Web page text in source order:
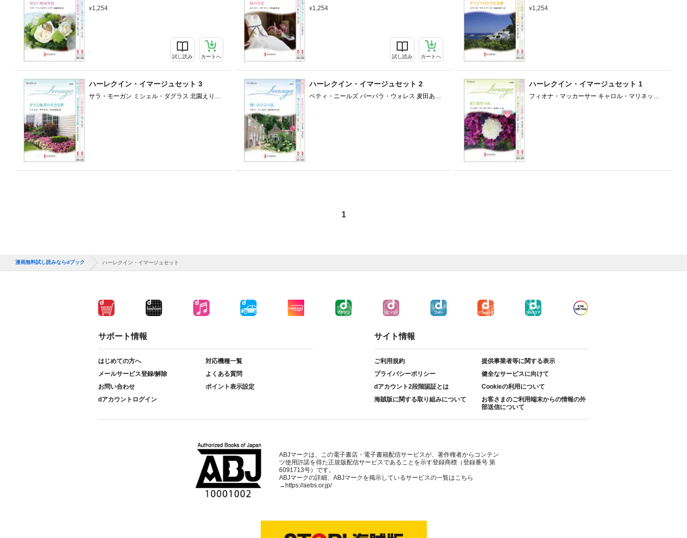
藤美香 平江まゆみ
1,254
試し読み カートへ
恵理 宮崎真紀
1,254
試し読み カートへ
ズ 小長光弘美 氏家真智子
1,254
ハーレクイン・イマージュセット 3
サラ・モーガン ミシェル・ダグラス 北園えりか
オン・レノックス 宮崎亜美 長田乃莉子 外山恵理
ハーレクイン・イマージュセット 2
ベティ・ニールズ バーバラ・ウォレス 麦田あか
ハーレクイン・イマージュセット 1
フィオナ・マッカーサー キャロル・マリネッリ
1
漫画無料試し読みならdブック ハーレクイン・イマージュセット
サポート情報
はじめての方へ
対応機種一覧
メールサービス登録/解除
よくある質問
お問い合わせ
ポイント表示設定
dアカウントログイン
サイト情報
ご利用規約
提供事業者等に関する表示
プライバシーポリシー
健全なサービスに向けて
dアカウント2段階認証とは
Cookieの利用について
海賊版に関する取り組みについて
お客さまのご利用端末からの情報の外
部送信について
ABJマークは、この電子書店・電子書籍配信サービスが、著作権者からコンテン
ツ使用許諾を得た正規版配信サービスであることを示す登録商標（登録番号 第
6091713号）です。
ABJマークの詳細、ABJマークを掲示しているサービスの一覧はこちら
→https://aebs.or.jp/